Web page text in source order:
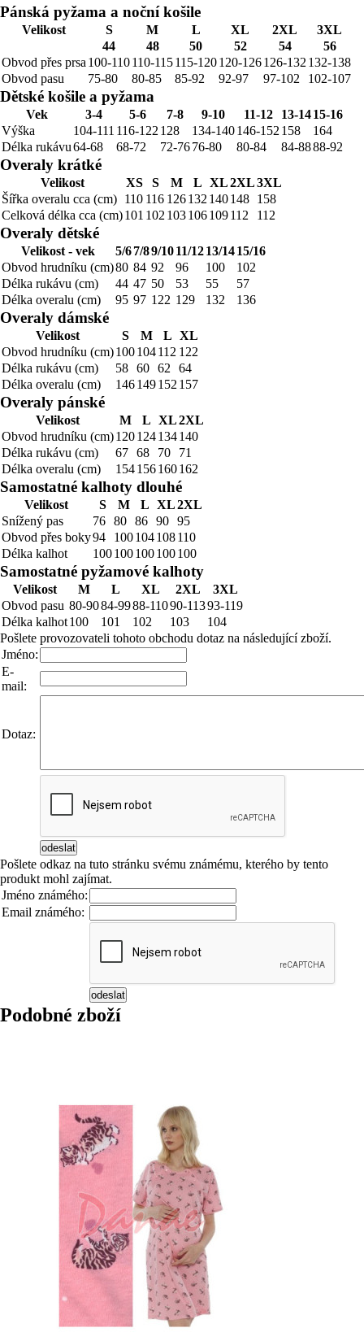
Pánská pyžama a noční košile
Velikost S M L XL 2XL
3XL
44
48 50 52 54
56
Obvod přes prsa 100-110110-115115-120120-126126-132 132-138
Obvod pasu
75-80 80-85 85-92 92-97 97-102 102-107
Dětské košile a pyžama
Vek 3-4 5-6 7-8 9-10 11-12 13-1415-16
Výška
104-111 116-122 128 134-140146-152 158
164
Délka rukávu64-68 68-72 72-7676-80 80-84 84-8888-92
Overaly krátké
Velikost XS S M L XL2XL3XL
Šířka overalu cca (cm) 110 116 126132 140148 158
Celková délka cca (cm)101 102 103106109112 112
Overaly dětské
Velikost - vek 5/67/89/1011/1213/1415/16
Obvod hrudníku (cm)80 84 92 96 100
102
Délka rukávu (cm)
44 47 50 53 55
57
Délka overalu (cm)
95 97 122 129 132 136
Overaly dámské
Velikost S M L XL
Obvod hrudníku (cm)100104112 122
Délka rukávu (cm)
58 60 62
64
Délka overalu (cm)
146149152 157
Overaly pánské
Velikost M L XL2XL
Obvod hrudníku (cm)120124134140
Délka rukávu (cm)
67 68 70
71
Délka overalu (cm)
154156160162
Samostatné kalhoty dlouhé
Velikost S M L XL2XL
Snížený pas
76 80 86 90 95
Obvod přes boky94 100104108110
Délka kalhot
100100100100100
Samostatné pyžamové kalhoty
Velikost M L XL 2XL
3XL
Obvod pasu 80-9084-9988-11090-11393-119
Délka kalhot100 101 102 103
104
Pošlete provozovateli tohoto obchodu dotaz na následující zboží.
Jméno:
E-
mail:
Dotaz:
Pošlete odkaz na tuto stránku svému známému, kterého by tento
produkt mohl zajímat.
Jméno známého:
Email známého:
Podobné zboží